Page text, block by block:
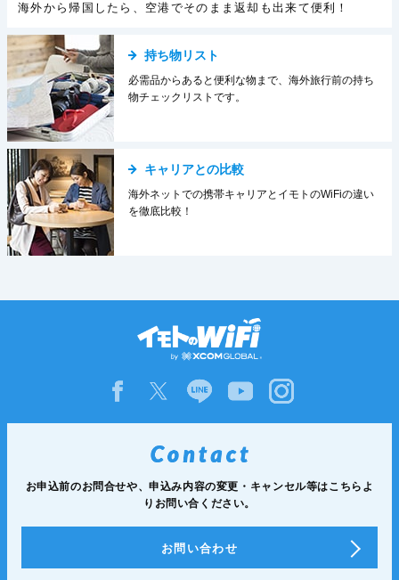
海外から帰国したら、空港でそのまま返却も出来て便利！
持ち物リスト
必需品からあると便利な物まで、海外旅行前の持ち
物チェックリストです。
キャリアとの比較
海外ネットでの携帯キャリアとイモトのWiFiの違い
を徹底比較！
お申込前のお問合せや、申込み内容の変更・ キャンセル等はこちらよ
りお問い合ください。
お問い合わせ